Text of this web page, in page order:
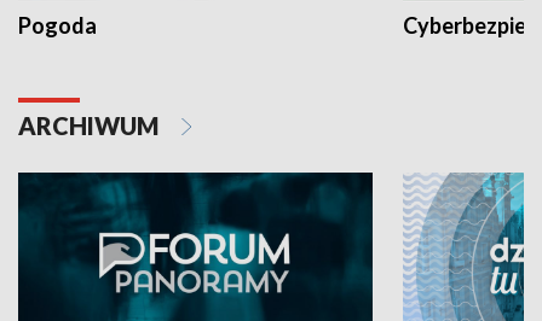
Pogoda
ARCHIWUM